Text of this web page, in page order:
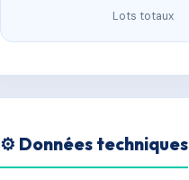
Lots totaux
⚙️ Données techniques